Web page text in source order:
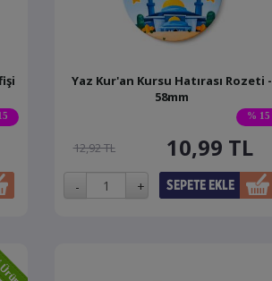
% 15
Yaz Kur'an Kursu Hatırası Rozeti -
58mm
12,92 TL 10,99 TL